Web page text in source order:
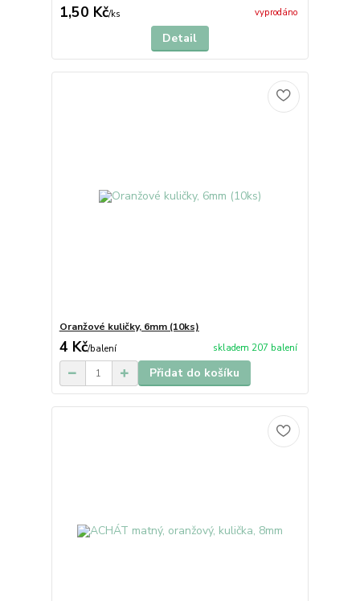
1,50 Kč/ks vyprodáno
Detail
Oranžové kuličky, 6mm (10ks)
4 Kč/balení skladem 207 balení
Přidat do košíku